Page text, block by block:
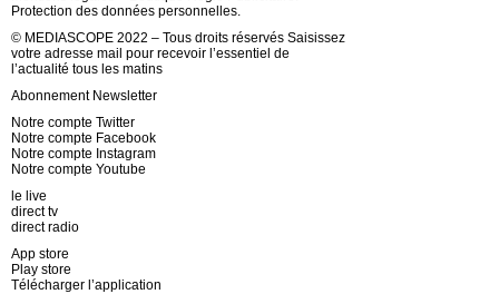
Protection des données personnelles.
© MEDIASCOPE 2022 – Tous droits réservés Saisissez
votre adresse mail pour recevoir l’essentiel de
l’actualité tous les matins
Abonnement Newsletter
Notre compte Twitter
Notre compte Facebook
Notre compte Instagram
Notre compte Youtube
le live
direct tv
direct radio
App store
Play store
Télécharger l’application